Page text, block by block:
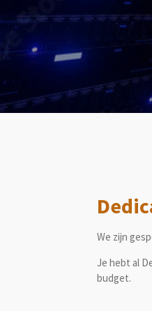
We zijn
Je hebt al
budget.